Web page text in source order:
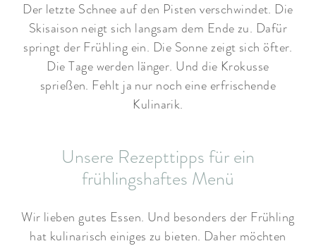
Der letzte Schnee auf den Pisten verschwindet. Die
Skisaison neigt sich langsam dem Ende zu. Dafür
springt der Frühling ein. Die Sonne zeigt sich öfter.
Die Tage werden länger. Und die Krokusse
sprießen. Fehlt ja nur noch eine erfrischende
Kulinarik.
Unsere Rezepttipps für ein
frühlingshaftes Menü
Wir lieben gutes Essen. Und besonders der Frühling
hat kulinarisch einiges zu bieten. Daher möchten